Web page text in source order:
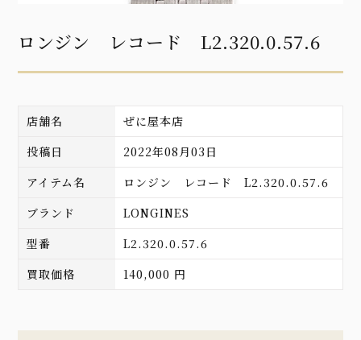
ロンジン レコード L2.320.0.57.6
店舗名
ぜに屋本店
投稿日
2022年08月03日
アイテム名
ロンジン レコード L2.320.0.57.6
ブランド
LONGINES
型番
L2.320.0.57.6
買取価格
140,000 円